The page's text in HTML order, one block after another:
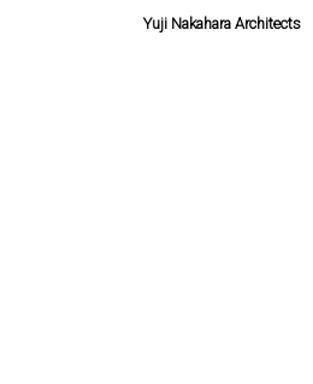
Yuji Nakahara Architects